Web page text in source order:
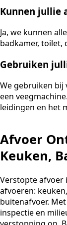
Kunnen jullie
Ja, we kunnen
badkamer, toilet,
Gebruiken
We gebruiken bij
een
leidingen en het
Afvoer
Keuken,
Verstopte afvoer
afvoeren:
buitenafvoer.
inspectie en